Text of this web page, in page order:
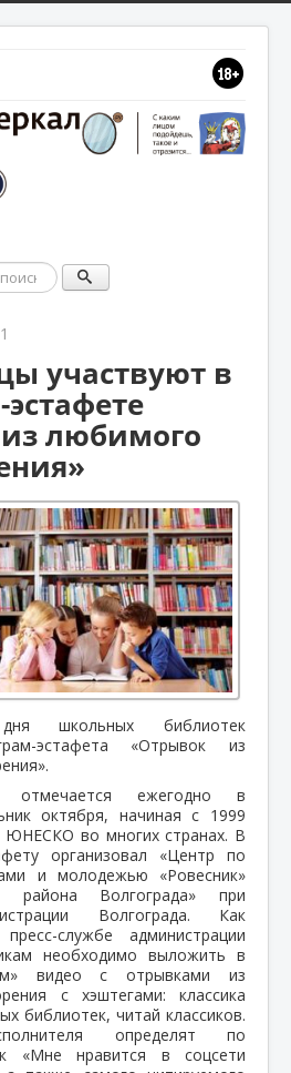
участвуют в
любимого
школьных библиотек
эстафета «Отрывок из
отмечается ежегодно в
октября, начиная с 1999
ЮНЕСКО во многих странах. В
организовал «Центр по
и молодежью «Ровесник»
района Волгограда» при
Волгограда. Как
службе администрации
необходимо выложить в
видео с отрывками из
с хэштегами: классика
библиотек, читай классиков.
определят по
«Мне нравится в соцсети